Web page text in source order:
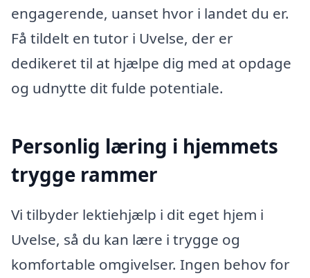
engagerende, uanset hvor i landet du er.
Få tildelt en tutor i Uvelse, der er
dedikeret til at hjælpe dig med at opdage
og udnytte dit fulde potentiale.
Personlig læring i hjemmets
trygge rammer
Vi tilbyder lektiehjælp i dit eget hjem i
Uvelse, så du kan lære i trygge og
komfortable omgivelser. Ingen behov for